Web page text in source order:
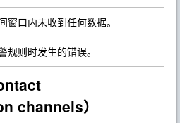
窗口内未收到任何数据。
规则时发生的错误。
channels）